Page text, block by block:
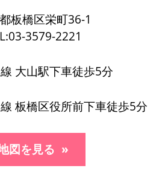
板橋区栄町36-1
3579-2221
大山駅下車徒歩5分
板橋区役所前下車徒歩5分
図を見る